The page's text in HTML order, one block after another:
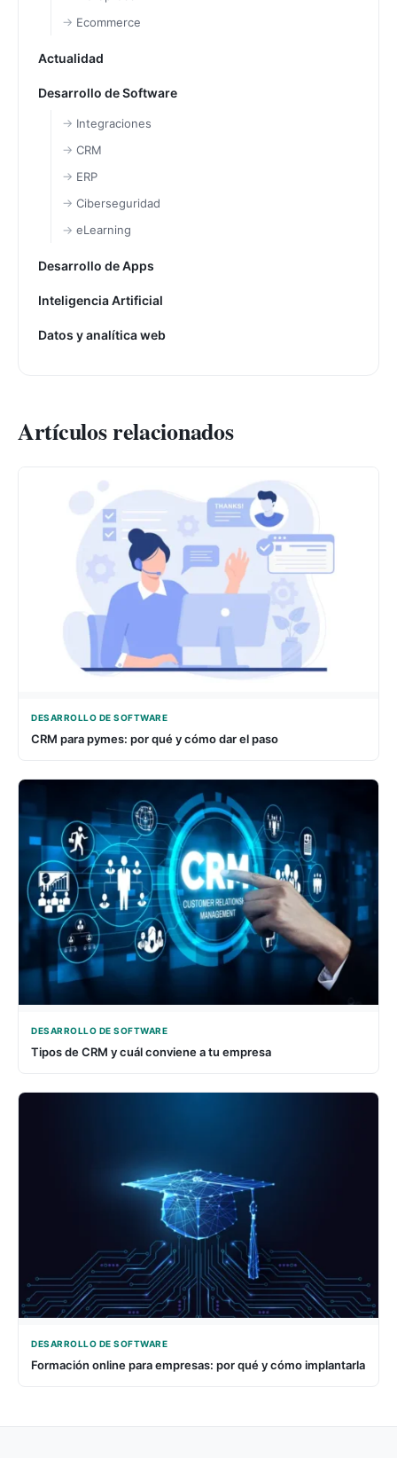
Ecommerce
Actualidad
Desarrollo de Software
Integraciones
CRM
ERP
Ciberseguridad
eLearning
Desarrollo de Apps
Inteligencia Artificial
Datos y analítica web
Artículos relacionados
DESARROLLO DE SOFTWARE
CRM para pymes: por qué y cómo dar el paso
DESARROLLO DE SOFTWARE
Tipos de CRM y cuál conviene a tu empresa
DESARROLLO DE SOFTWARE
Formación online para empresas: por qué y cómo implantarla